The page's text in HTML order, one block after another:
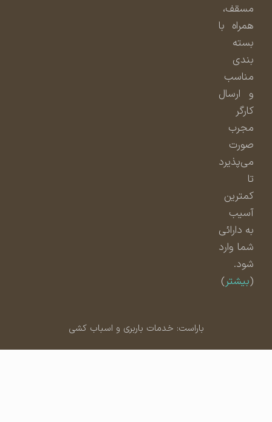
مسقف،
همراه با
بسته
بندی
مناسب
و ارسال
مجرب
صورت
می‌پذیرد
کمترین
آسیب
به دارائی
شما وارد
شود.
بیشتر)
باراست: خدمات باربری و اسباب کشی